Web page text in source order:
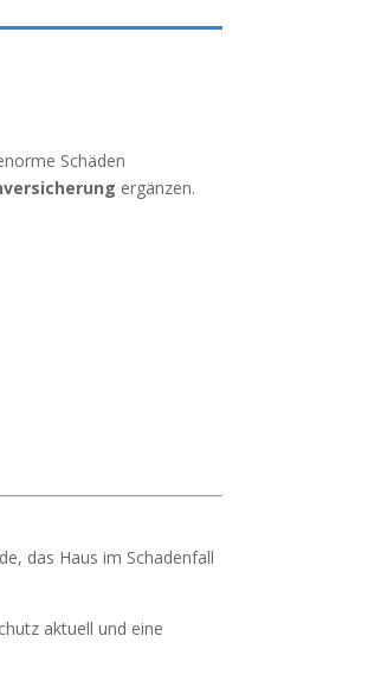
Schäden
ergänzen.
das Haus im Schadenfall
aktuell und eine